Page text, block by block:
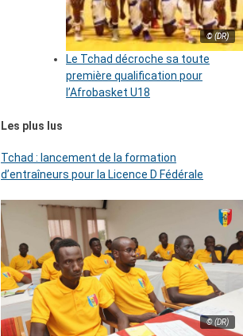
© (DR)
Le Tchad décroche sa toute
première qualification pour
l’Afrobasket U18
Les plus lus
Tchad : lancement de la formation
d’entraîneurs pour la Licence D Fédérale
© (DR)